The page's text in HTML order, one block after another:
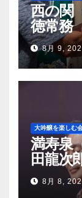
西の関
徳常務
8月 9,
大吟醸を楽しむ
満寿泉
田龍次
8月 8,